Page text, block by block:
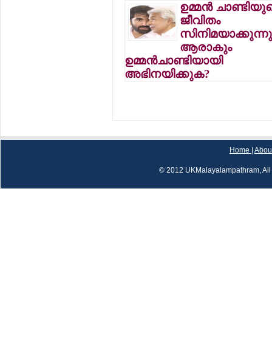
ഉമ്മന്‍
ജീവിതം
ആരാകും
ഉമ്മന്‍ചാണ്ടിയായി
അഭിനയിക്കുക?
Home
© 2012 UKMalayalampathram,